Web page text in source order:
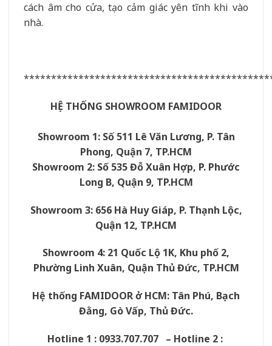
cách âm cho cửa, tạo cảm giác yên tĩnh khi vào
nhà.
HỆ THỐNG SHOWROOM FAMIDOOR
Showroom 1: Số 511 Lê Văn Lương, P. Tân
Phong, Quận 7, TP.HCM
Showroom 2: Số 535 Đỗ Xuân Hợp, P. Phước
Long B, Quận 9, TP.HCM
Showroom 3: 656 Hà Huy Giáp, P. Thạnh Lộc,
Quận 12, TP.HCM
Showroom 4: 21 Quốc Lộ 1K, Khu phố 2,
Phường Linh Xuân, Quận Thủ Đức, TP.HCM
Hệ thống FAMIDOORở HCM: Tân Phú, Bạch
Đằng, Gò Vấp, Thủ Đức.
Hotline 1 : 0933.707.707 – Hotline 2 :